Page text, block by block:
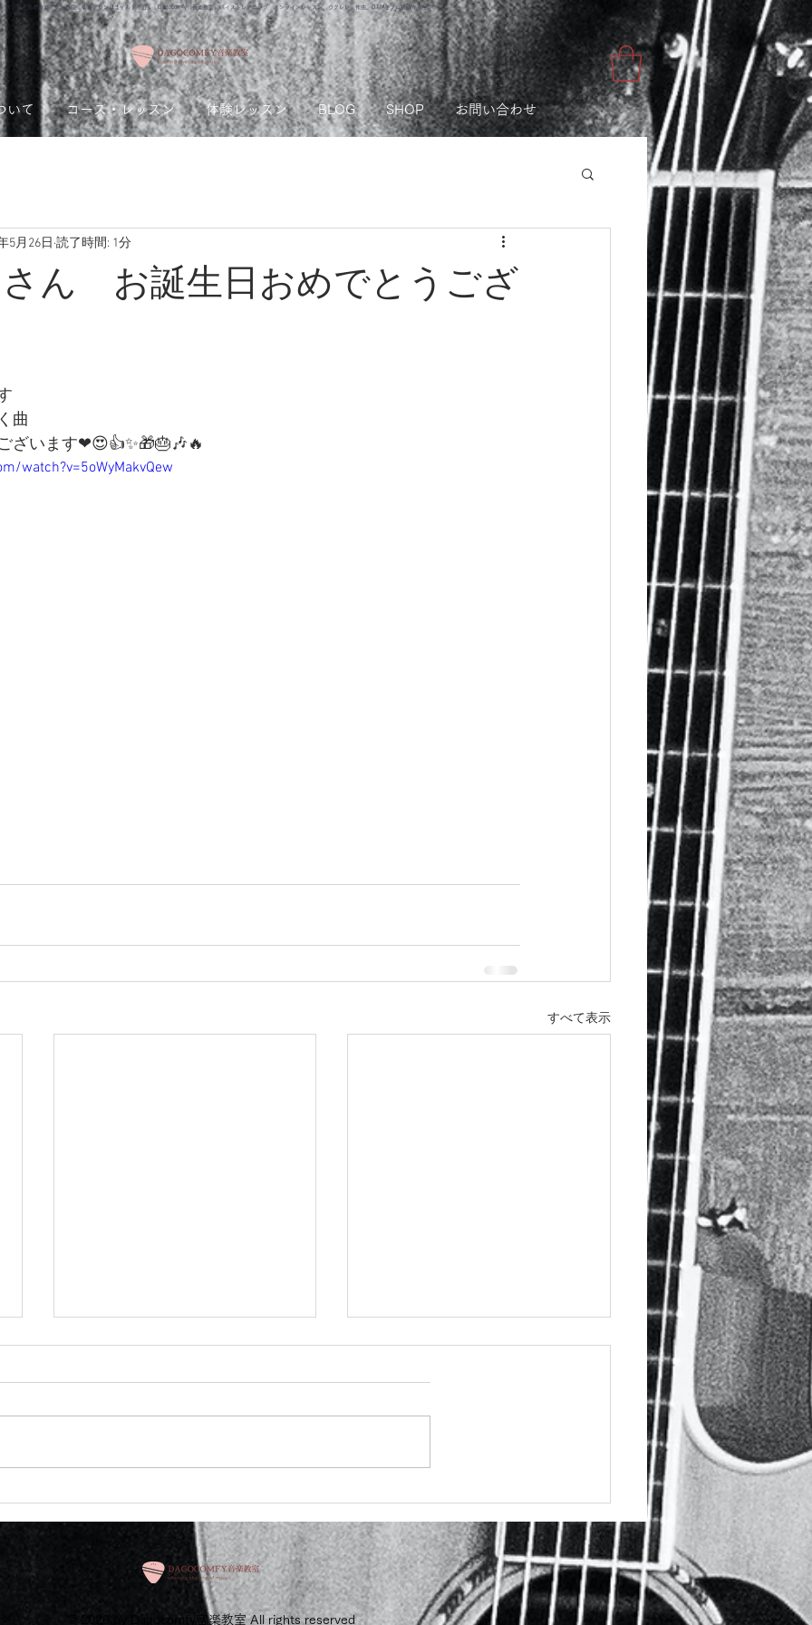
スン可！熊本市のギター教室 ゆめタウンはませんすぐ近く｜Dagocomfy 音楽教室 ボイストレーニング オンラインレッスン、ウクレレ、作曲、DTMをプロ講師から学ぶ
いて コース・レッスン 体験レッスン BLOG SHOP お問い合わせ
さん お誕生日おめでとうござ
5月26日 読了時間: 1分
曲
ざいます❤😍👍✨🎁🎂🎶🔥
watch?v=5oWyMakvQew
すべて表示
音楽担当させていただきまし
頂きました
© 2020 by Dagocomfy音楽教室 All rights reserved